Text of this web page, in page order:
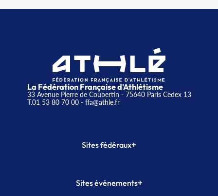
La Fédération Française d'Athlétisme
33 Avenue Pierre de Coubertin - 75640 Paris Cedex 13
T.01 53 80 70 00- ffa@athle.fr
Sites fédéraux+
Plateforme Formation
Sites événements+